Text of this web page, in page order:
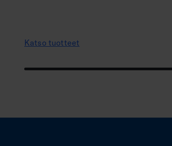
Katso tuotteet